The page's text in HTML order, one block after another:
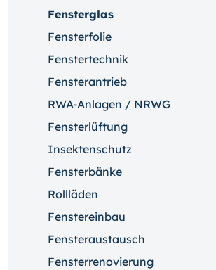
Fensterglas
Fensterfolie
Fenstertechnik
Fensterantrieb
RWA-Anlagen / NRWG
Fensterlüftung
Insektenschutz
Fensterbänke
Rollläden
Fenstereinbau
Fensteraustausch
Fensterrenovierung